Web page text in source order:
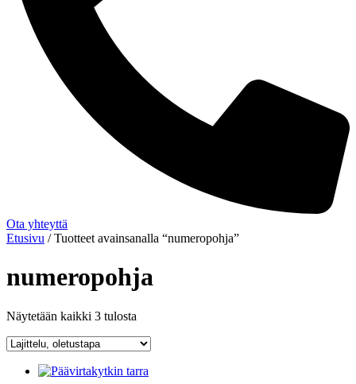
Ota yhteyttä
Etusivu / Tuotteet avainsanalla “numeropohja”
numeropohja
Näytetään kaikki 3 tulosta